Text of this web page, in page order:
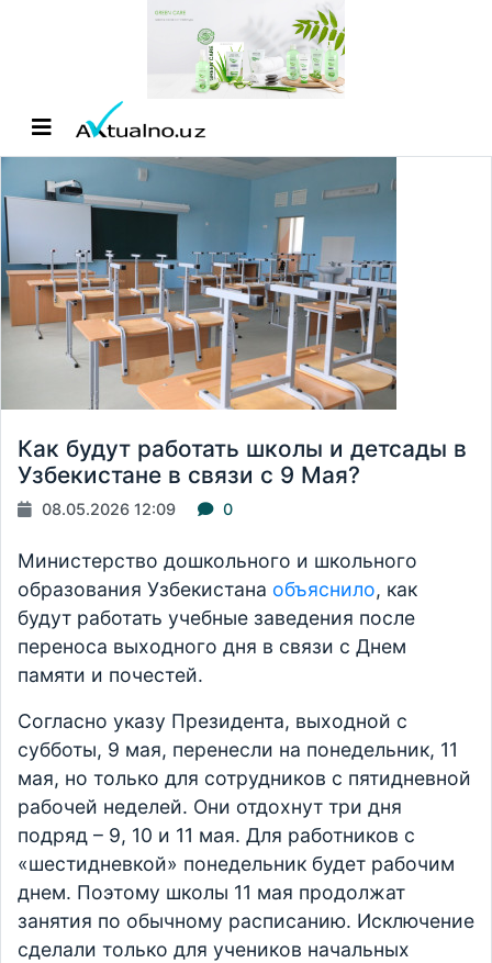
Как будут работать школы и детсады в
Узбекистане в связи с 9 Мая?
08.05.2026 12:09 0
Министерство дошкольного и школьного
образования Узбекистана объяснило, как
будут работать учебные заведения после
переноса выходного дня в связи с Днем
памяти и почестей.
Согласно указу Президента, выходной с
субботы, 9 мая, перенесли на понедельник, 11
мая, но только для сотрудников с пятидневной
рабочей неделей. Они отдохнут три дня
подряд – 9, 10 и 11 мая. Для работников с
«шестидневкой» понедельник будет рабочим
днем. Поэтому школы 11 мая продолжат
занятия по обычному расписанию. Исключение
сделали только для учеников начальных